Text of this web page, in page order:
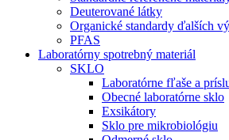
Deuterované látky
Organické standardy ďalších
PFAS
Laboratórny spotrebný materiál
SKLO
Laboratórne fľaše a
Obecné laboratórne sklo
Exsikátory
Sklo pre mikrobiológiu